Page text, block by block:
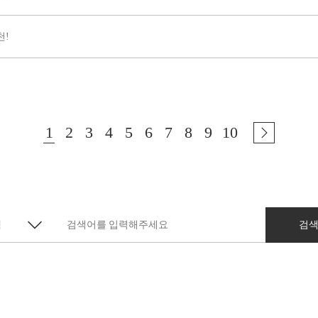
!
1 2 3 4 5 6 7 8 9 10
검색